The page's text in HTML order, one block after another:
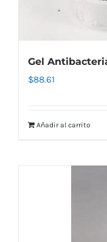
Gel
$88.61
Añadir al carrito